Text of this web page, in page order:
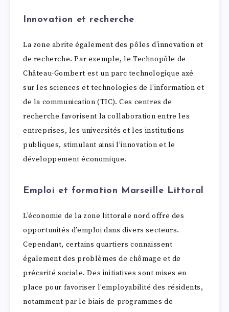
Innovation et recherche
La zone abrite également des pôles d’innovation et
de recherche. Par exemple, le Technopôle de
Château-Gombert est un parc technologique axé
sur les sciences et technologies de l’information et
de la communication (TIC). Ces centres de
recherche favorisent la collaboration entre les
entreprises, les universités et les institutions
publiques, stimulant ainsi l’innovation et le
développement économique.
Emploi et formation Marseille Littoral
L’économie de la zone littorale nord offre des
opportunités d’emploi dans divers secteurs.
Cependant, certains quartiers connaissent
également des problèmes de chômage et de
précarité sociale. Des initiatives sont mises en
place pour favoriser l’employabilité des résidents,
notamment par le biais de programmes de